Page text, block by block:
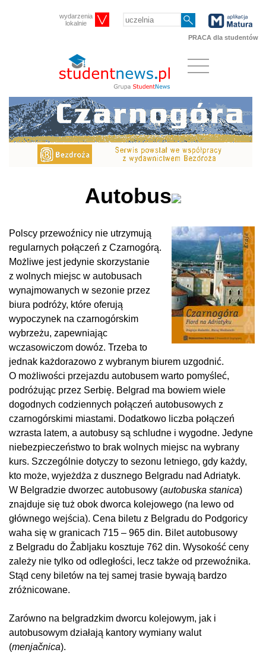
wydarzenia
lokalnie
PRACA dla studentów
Autobus
Polscy przewoźnicy nie utrzymują
regularnych połączeń z Czarnogórą.
Możliwe jest jedynie skorzystanie
z wolnych miejsc w autobusach
wynajmowanych w sezonie przez
biura podróży, które oferują
wypoczynek na czarnogórskim
wybrzeżu, zapewniając
wczasowiczom dowóz. Trzeba to
jednak każdorazowo z wybranym biurem uzgodnić.
O możliwości przejazdu autobusem warto pomyśleć,
podróżując przez Serbię. Belgrad ma bowiem wiele
dogodnych codziennych połączeń autobusowych z
czarnogórskimi miastami. Dodatkowo liczba połączeń
wzrasta latem, a autobusy są schludne i wygodne. Jedyne
niebezpieczeństwo to brak wolnych miejsc na wybrany
kurs. Szczególnie dotyczy to sezonu letniego, gdy każdy,
kto może, wyjeżdża z dusznego Belgradu nad Adriatyk.
W Belgradzie dworzec autobusowy (autobuska stanica)
znajduje się tuż obok dworca kolejowego (na lewo od
głównego wejścia). Cena biletu z Belgradu do Podgoricy
waha się w granicach 715 – 965 din. Bilet autobusowy
z Belgradu do Žabljaku kosztuje 762 din. Wysokość ceny
zależy nie tylko od odległości, lecz także od przewoźnika.
Stąd ceny biletów na tej samej trasie bywają bardzo
zróżnicowane.
Zarówno na belgradzkim dworcu kolejowym, jak i
autobusowym działają kantory wymiany walut
(menjačnica).